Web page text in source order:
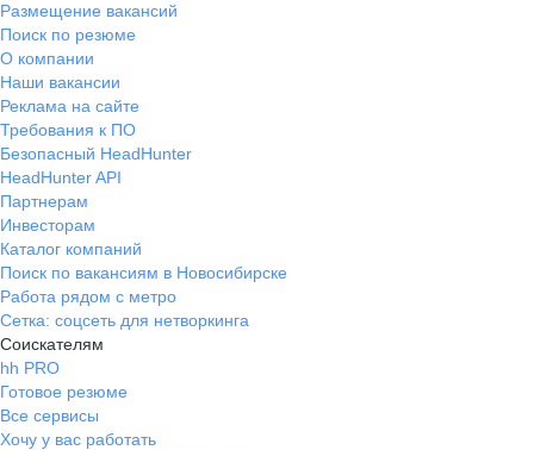
особенно ценна в стрессовые
периоды. Сильный опытный
инженерный персонал. С
инженерами легко договориться,
они открыты к диалогу и всегда
готовы помочь с решением
рабочих вопросов — это заметно
упрощало работу.
Размещение вакансий
Поиск по резюме
О компании
Наши вакансии
Реклама на сайте
Требования к ПО
Безопасный HeadHunter
HeadHunter API
Партнерам
Инвесторам
Каталог компаний
Поиск по вакансиям в Новосибирске
Работа рядом с метро
Сетка: соцсеть для нетворкинга
Соискателям
hh PRO
Готовое резюме
Все сервисы
Хочу у вас работать